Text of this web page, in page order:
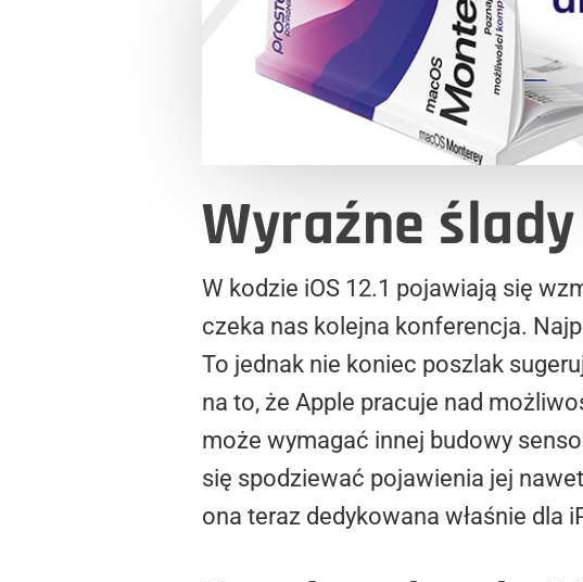
Wyraźne
W kodzie iOS 12.1 pojawiają się
czeka nas kolejna konferencja.
To jednak nie koniec poszlak
na to, że Apple pracuje nad
może wymagać innej budowy
się spodziewać pojawienia jej
ona teraz dedykowana właśnie dla